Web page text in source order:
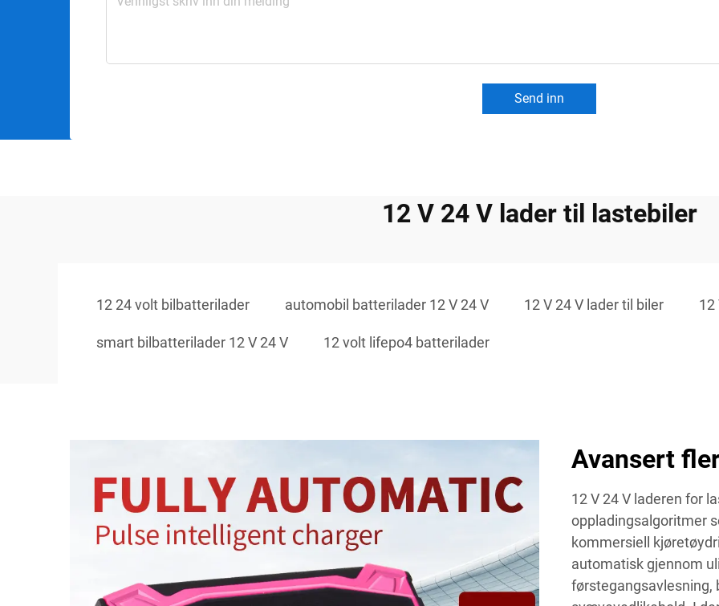
Send inn
12 V 24 V lader til lastebiler
12 24 volt bilbatterilader automobil batterilader 12 V 24 V 12 V 24 V lader til biler 12
smart bilbatterilader 12 V 24 V 12 volt lifepo4 batterilader
Avansert
12 V 24 V laderen for
oppladingsalgoritmer
kommersiell
automatisk gjennom
førstegangsavlesning,